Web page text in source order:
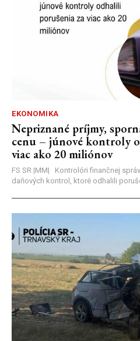
EKONOMIKA
Nepriznané príjmy,
cenu – júnové kontroly
viac ako 20 miliónov
FS SR |MM| Kontrolóri finančnej
daňových kontrol, ktoré odhalili